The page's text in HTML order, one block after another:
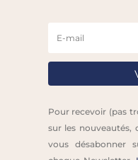
Pour recevoir (pas
sur les nouveautés,
vous désabonner